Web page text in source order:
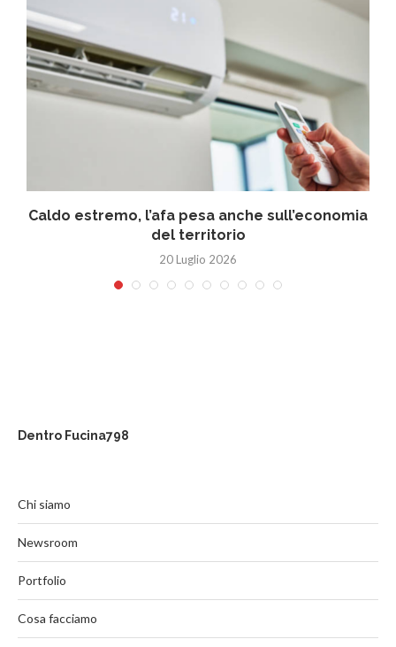
Caldo estremo, l’afa pesa anche sull’economia
del territorio
20 Luglio 2026
Dentro Fucina798
Chi siamo
Newsroom
Portfolio
Cosa facciamo